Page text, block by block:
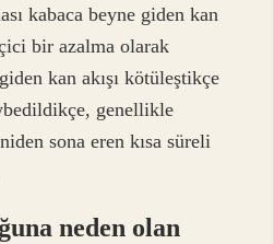
kabaca beyne giden kan
bir azalma olarak
kan akışı kötüleştikçe
genellikle
sona eren kısa süreli
neden olan